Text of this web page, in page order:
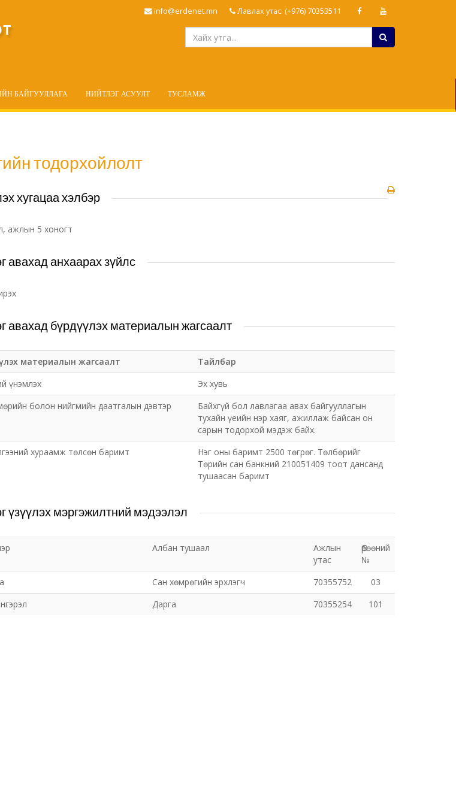
info@erdenet.mn Лавлах утас: (+976) 70353511
БАЙГУУЛЛАГА НИЙТЛЭГ АСУУЛТ ТУСЛАМЖ
тодорхойлолт
хугацаа хэлбэр
ажлын 5 хоногт
авахад анхаарах зүйлс
авахад бүрдүүлэх материалын жагсаалт
материалын жагсаалт
Тайлбар
үнэмлэх
Эх хувь
болон нийгмийн даатгалын дэвтэр
Байхгүй бол лавлагаа авах байгууллагын
тухайн үеийн нэр хаяг, ажиллаж байсан он
сарын тодорхой мэдэж байх.
хураамж төлсөн баримт
Нэг оны баримт 2500 төгрөг. Төлбөрийг
Төрийн сан банкний 210051409 тоот дансанд
тушаасан баримт
үзүүлэх мэргэжилтний мэдээлэл
Албан тушаал
Ажлын
утас
Өрөөний
№
Сан хөмрөгийн эрхлэгч 70355752
03
Дарга 70355254 101